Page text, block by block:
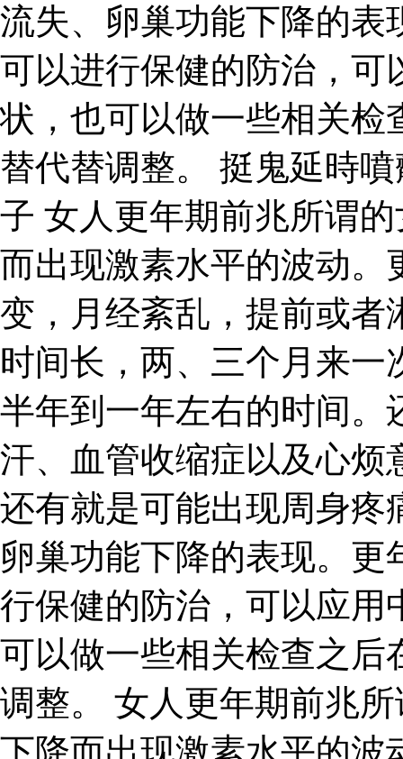
流失、卵巢功能下降的表
可以进行保健的防治，可
状，也可以做一些相关检
替代替调整。 挺鬼延時
子 女人更年期前兆所谓
而出现激素水平的波动。
变，月经紊乱，提前或者
时间长，两、三个月来
半年到一年左右的时间。
汗、血管收缩症以及心烦
还有就是可能出现周身疼
卵巢功能下降的表现。
行保健的防治，可以应用
可以做一些相关检查之后
调整。 女人更年期前兆
下降而出现激素水平的波